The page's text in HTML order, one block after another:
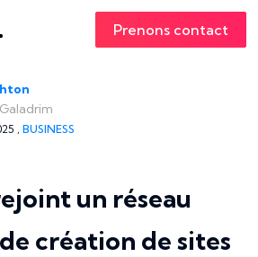
Prenons contact
Galadrim
, BUSINESS
un réseau
création de sites